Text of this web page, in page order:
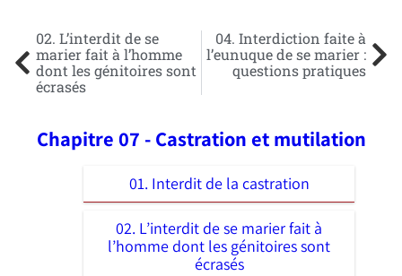
02. L’interdit de se
marier fait à l’homme
dont les génitoires sont
écrasés
04. Interdiction faite à
l’eunuque de se marier :
questions pratiques
Chapitre 07 - Castration et mutilation
01. Interdit de la castration
02. L’interdit de se marier fait à
l’homme dont les génitoires sont
écrasés